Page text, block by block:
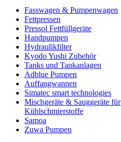
Fasswagen & Pumpenwagen
Fettpressen
Pressol Fettfüllgeräte
Handpumpen
Hydraulikfilter
Kyodo Yushi Zubehör
Tanks und Tankanlagen
Adblue Pumpen
Auffangwannen
Simatec smart technologies
Mischgeräte & Sauggeräte für
Kühlschmierstoffe
Samoa
Zuwa Pumpen